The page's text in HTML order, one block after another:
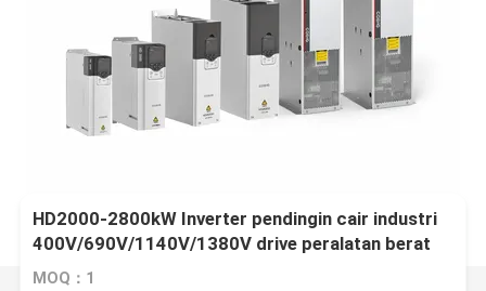
HD2000-2800kW Inverter pendingin cair industri
400V/690V/1140V/1380V drive peralatan berat
multi-volt
MOQ：1